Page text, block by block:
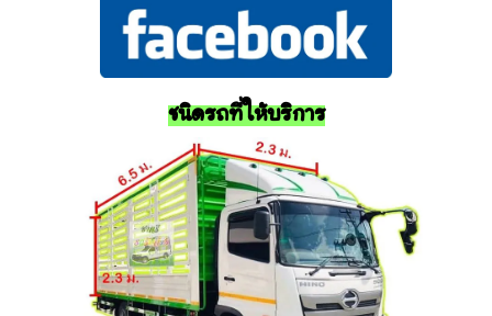
ชนิดรถที่ให้บริการ